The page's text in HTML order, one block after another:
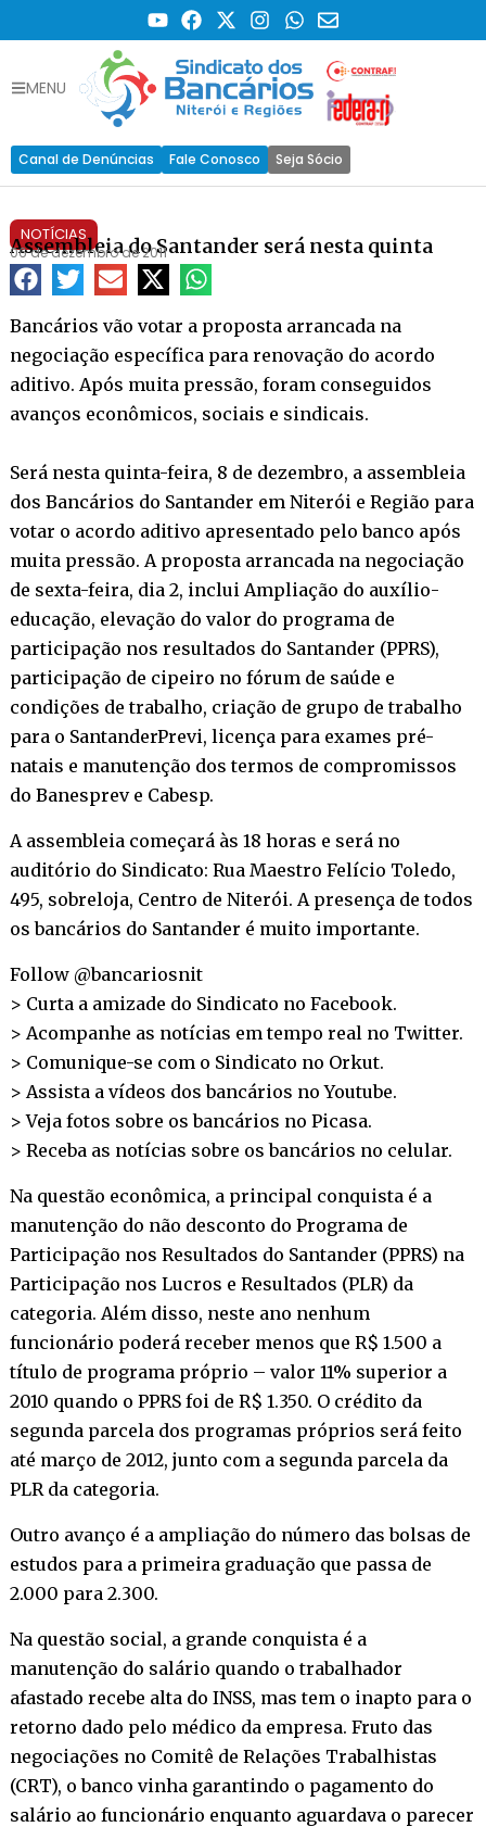
MENU
Canal de Denúncias Fale Conosco Seja Sócio
NOTÍCIAS
Assembleia do Santander será nesta quinta
06 de dezembro de 2011
Bancários vão votar a proposta arrancada na
negociação específica para renovação do acordo
aditivo. Após muita pressão, foram conseguidos
avanços econômicos, sociais e sindicais.
Será nesta quinta-feira, 8 de dezembro, a assembleia
dos Bancários do Santander em Niterói e Região para
votar o acordo aditivo apresentado pelo banco após
muita pressão. A proposta arrancada na negociação
de sexta-feira, dia 2, inclui Ampliação do auxílio-
educação, elevação do valor do programa de
participação nos resultados do Santander (PPRS),
participação de cipeiro no fórum de saúde e
condições de trabalho, criação de grupo de trabalho
para o SantanderPrevi, licença para exames pré-
natais e manutenção dos termos de compromissos
do Banesprev e Cabesp.
A assembleia começará às 18 horas e será no
auditório do Sindicato: Rua Maestro Felício Toledo,
495, sobreloja, Centro de Niterói. A presença de todos
os bancários do Santander é muito importante.
Follow @bancariosnit
> Curta a amizade do Sindicato no Facebook.
> Acompanhe as notícias em tempo real no Twitter.
> Comunique-se com o Sindicato no Orkut.
> Assista a vídeos dos bancários noYoutube.
> Veja fotos sobre os bancários no Picasa.
> Receba as notícias sobre os bancários no celular.
Na questão econômica, a principal conquista é a
manutenção do não desconto do Programa de
Participação nos Resultados do Santander (PPRS) na
Participação nos Lucros e Resultados (PLR) da
categoria. Além disso, neste ano nenhum
funcionário poderá receber menos que R$ 1.500 a
título de programa próprio – valor 11% superior a
2010 quando o PPRS foi de R$ 1.350. O crédito da
segunda parcela dos programas próprios será feito
até março de 2012, junto com a segunda parcela da
PLR da categoria.
Outro avanço é a ampliação do número das bolsas de
estudos para a primeira graduação que passa de
2.000 para 2.300.
Na questão social, a grande conquista é a
manutenção do salário quando o trabalhador
afastado recebe alta do INSS, mas tem o inapto para o
retorno dado pelo médico da empresa. Fruto das
negociações no Comitê de Relações Trabalhistas
(CRT), o banco vinha garantindo o pagamento do
salário ao funcionário enquanto aguardava o parecer